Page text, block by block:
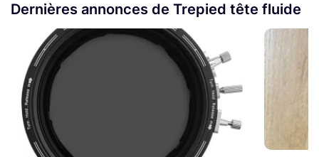
Dernières annonces de Trepied tête fluide